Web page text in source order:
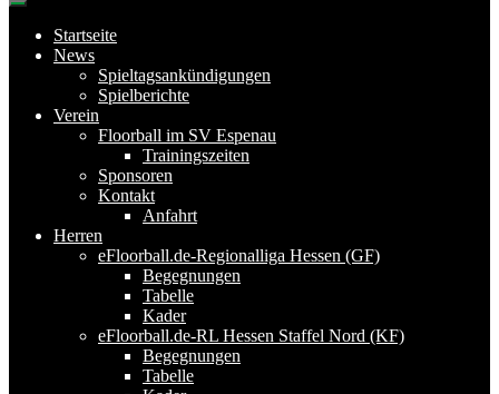
Startseite
News
Spieltagsankündigungen
Spielberichte
Verein
Floorball im SV Espenau
Trainingszeiten
Sponsoren
Kontakt
Anfahrt
Herren
eFloorball.de-Regionalliga Hessen (GF)
Begegnungen
Tabelle
Kader
eFloorball.de-RL Hessen Staffel Nord (KF)
Begegnungen
Tabelle